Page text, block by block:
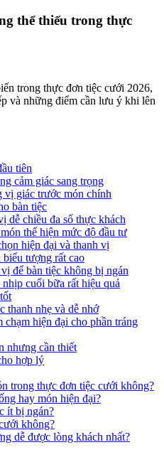
thể thiếu trong thực
trong thực đơn tiệc cưới 2026,
và những điểm cần lưu ý khi lên
tiên
cảm giác sang trọng
vị giác trước món chính
bàn tiệc
dễ chiều đa số thực khách
thể hiện mức độ đầu tư
hiện đại và thanh vị
tượng rất cao
để bàn tiệc không bị ngán
cuối bữa rất hiệu quả
thanh nhẹ và dễ nhớ
chạm hiện đại cho phần tráng
nhưng cần thiết
hợp lý
trong thực đơn tiệc cưới không?
hay món hiện đại?
ít bị ngán?
không?
dễ được lòng khách nhất?